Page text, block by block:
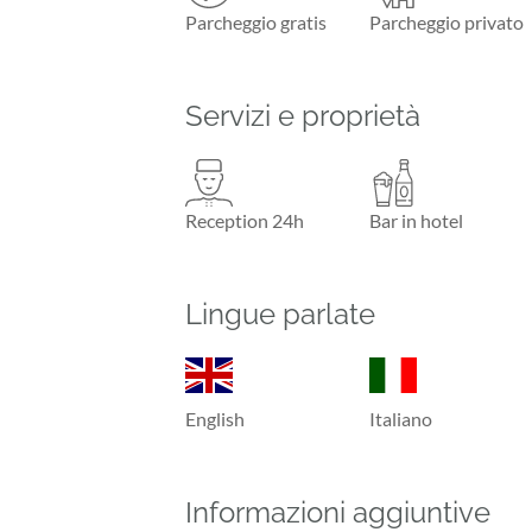
Parcheggio gratis Parcheggio privato
Servizi e proprietà
Reception 24h Bar in hotel
Lingue parlate
English Italiano
Informazioni aggiuntive